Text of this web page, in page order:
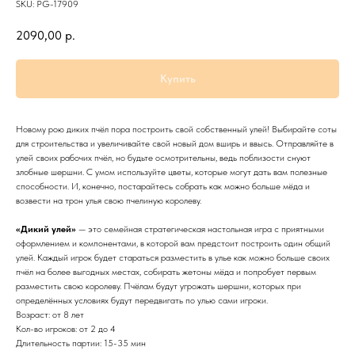
SKU: PG-17909
2090,00 р.
Купить
Новому рою диких пчёл пора построить свой собственный улей! Выбирайте соты
для строительства и увеличивайте свой новый дом вширь и ввысь. Отправляйте в
улей своих рабочих пчёл, но будьте осмотрительны, ведь поблизости снуют
злобные шершни. С умом используйте цветы, которые могут дать вам полезные
способности. И, конечно, постарайтесь собрать как можно больше мёда и
возвести на трон улья свою пчелиную королеву.
«Дикий улей» — это семейная стратегическая настольная игра с приятными
оформлением и компонентами, в которой вам предстоит построить один общий
улей. Каждый игрок будет стараться разместить в улье как можно больше своих
пчёл на более выгодных местах, собирать жетоны мёда и попробует первым
разместить свою королеву. Пчёлам будут угрожать шершни, которых при
определённых условиях будут передвигать по улью сами игроки.
Возраст: от 8 лет
Кол-во игроков: от 2 до 4
Длительность партии: 15-35 мин